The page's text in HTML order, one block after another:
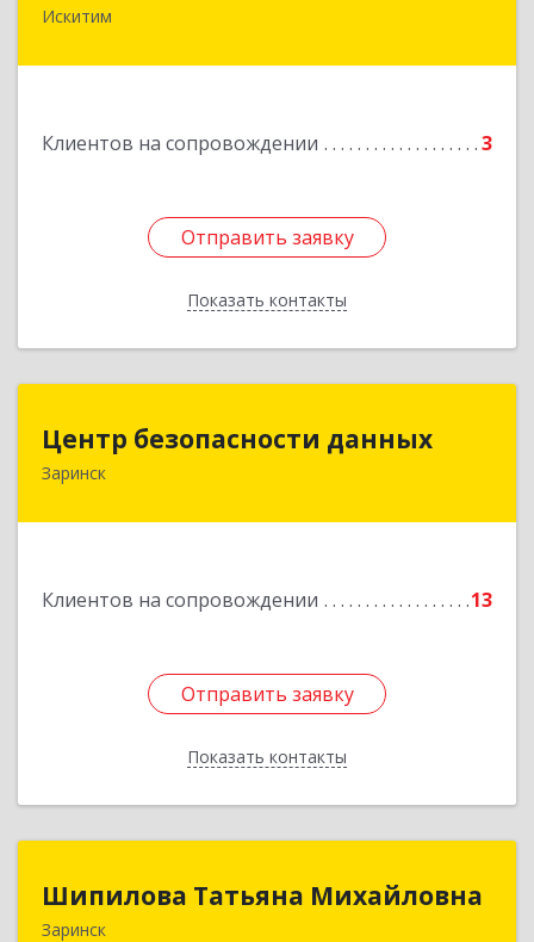
Искитим
Клиентов на сопровождении 3
Отправить заявку
Показать контакты
Отправить заявку
Назад
Центр безопасности данных
Заринск
Клиентов на сопровождении 13
Отправить заявку
Показать контакты
Центр безопасности данных
659100, Алтайский край, Заринск г, Таратынова
Отправить заявку
Назад
Шипилова Татьяна Михайловна
Заринск
Шипилова Татьяна Михайловна